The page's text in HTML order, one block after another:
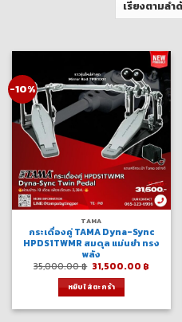
-10%
TAMA
กระเดื่องคู่ TAMA Dyna-Sync
HPDS1TWMR สมดุล แม่นยำ ทรง
พลัง
35,000.00฿ Original
price
was:
35,000.00 ฿.
31,500.00 ฿Current
หยิบใส่ตะกร้า